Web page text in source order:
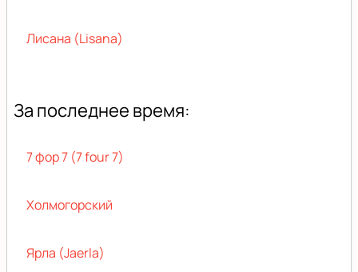
Лисана (Lisana)
За последнее время:
7 фор 7 (7 four 7)
Холмогорский
Ярла (Jaerla)